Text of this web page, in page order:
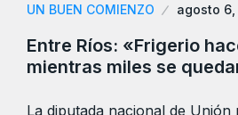
UN BUEN COMIENZO agosto
Entre Ríos: «Frigerio
mientras miles se
La diputada nacional de